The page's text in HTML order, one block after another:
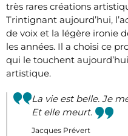
très rares créations
Trintignant aujourd’hui,
de voix et la légère ironie
les années. Il a choisi ce
qui le touchent
artistique.
La vie est belle. Je
Et elle meurt.
Jacques Prévert